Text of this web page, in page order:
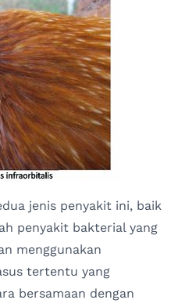
jenis penyakit ini, baik
penyakit bakterial yang
menggunakan
tertentu yang
bersamaan dengan